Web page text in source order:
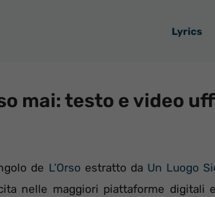
Lyrics
mai: testo e video
de L’Orso estratto da Un Luogo
nelle maggiori piattaforme